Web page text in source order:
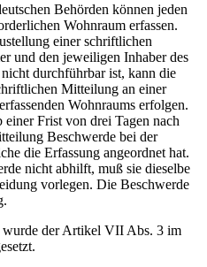
Behörden können jeden
Wohnraum erfassen.
einer schriftlichen
und den jeweiligen Inhaber des
durchführbar ist, kann die
Mitteilung an einer
Wohnraums erfolgen.
Frist von drei Tagen nach
Beschwerde bei der
die Erfassung angeordnet hat.
nicht abhilft, muß sie dieselbe
vorlegen. Die Beschwerde
der Artikel VII Abs. 3 im